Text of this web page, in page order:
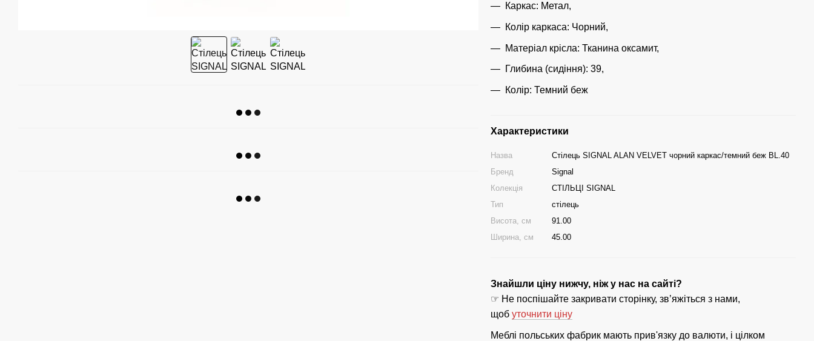
Каркас: Метал,
Колір каркаса: Чорний,
Матеріал крісла: Тканина оксамит,
Глибина (сидіння): 39,
Колір: Темний беж
Характеристики
Назва
Стілець SIGNAL ALAN VELVET чорний каркас/темний беж BL.40
Бренд
Signal
Колекція
СТІЛЬЦІ SIGNAL
Тип
стілець
Висота, см
91.00
Ширина, см
45.00
Знайшли ціну нижчу, ніж у нас на сайті?
☞ Не поспішайте закривати сторінку, зв’яжіться з нами,
щобуточнити ціну
Меблі польських фабрик мають прив'язку до валюти, і цілком